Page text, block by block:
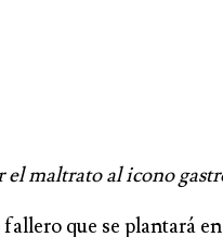
maltrato al icono
que se plantará